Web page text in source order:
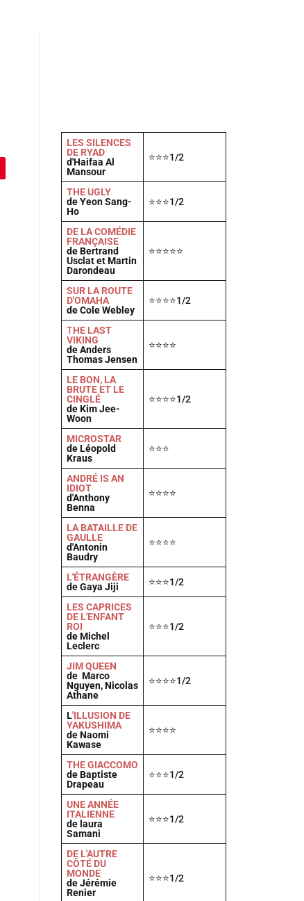
LES SILENCES
DE RYAD
d'Haifaa Al
Mansour
⭐⭐⭐1/2
THE UGLY
de Yeon Sang-
Ho
⭐⭐⭐1/2
DE LA COMÉDIE
FRANÇAISE
de Bertrand
Usclat et Martin
Darondeau
⭐⭐⭐⭐⭐
SUR LA ROUTE
D'OMAHA
de Cole Webley
⭐⭐⭐⭐1/2
THE LAST
VIKING
de Anders
Thomas Jensen
⭐⭐⭐⭐
LE BON, LA
BRUTE ET LE
CINGLÉ
de Kim Jee-
Woon
⭐⭐⭐⭐1/2
MICROSTAR
de Léopold
Kraus
⭐⭐⭐
ANDRÉ IS AN
IDIOT
d'Anthony
Benna
⭐⭐⭐⭐
LA BATAILLE DE
GAULLE
d'Antonin
Baudry
⭐⭐⭐⭐
L'ÉTRANGÈRE
de Gaya Jiji
⭐⭐⭐1/2
LES CAPRICES
DE L'ENFANT
ROI
de Michel
Leclerc
⭐⭐⭐1/2
JIM QUEEN
de Marco
Nguyen, Nicolas
Athane
⭐⭐⭐⭐1/2
L'ILLUSION DE
YAKUSHIMA
de Naomi
Kawase
⭐⭐⭐⭐
THE GIACCOMO
de Baptiste
Drapeau
⭐⭐⭐1/2
UNE ANNÉE
ITALIENNE
de laura
Samani
⭐⭐⭐1/2
DE L'AUTRE
CÔTÉ DU
MONDE
de Jérémie
Renier
⭐⭐⭐1/2